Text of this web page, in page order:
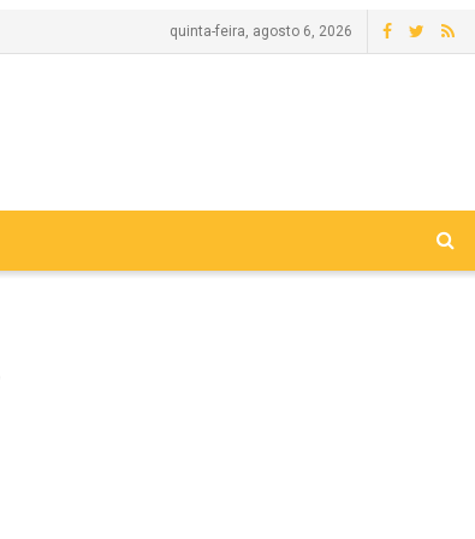
quinta-feira, agosto 6, 2026